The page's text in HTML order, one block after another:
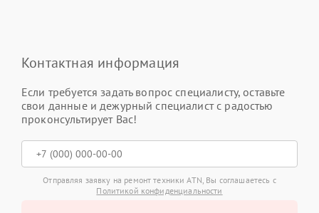
Контактная информация
Если требуется задать вопрос специалисту, оставьте
свои данные и дежурный специалист с радостью
проконсультирует Вас!
Отправляя заявку на ремонт техники ATN, Вы соглашаетесь с
Политикой конфиденциальности